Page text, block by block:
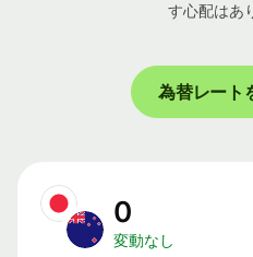
す心配はあ
為替レート
0
変動なし